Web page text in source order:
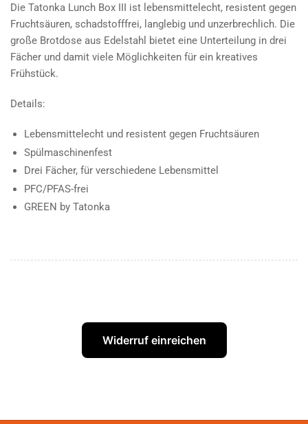
Die Tatonka Lunch Box III ist lebensmittelecht, resistent gegen
Fruchtsäuren, schadstofffrei, langlebig und unzerbrechlich. Die
große Brotdose aus Edelstahl bietet eine Unterteilung in drei
Fächer und damit viele Möglichkeiten für ein kreatives
Frühstück.
Details:
Lebensmittelecht und resistent gegen Fruchtsäuren
Spülmaschinenfest
Drei Fächer, für verschiedene Lebensmittel
PFC/PFAS-frei
GREEN by Tatonka
Widerruf einreichen